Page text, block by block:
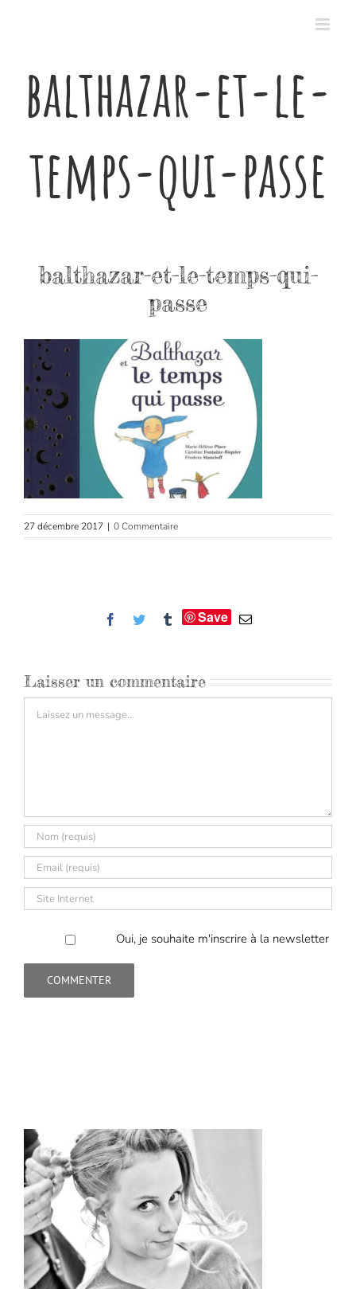
balthazar-et-le-
temps-qui-passe
balthazar-et-le-temps-qui-
passe
27 décembre 2017 | 0 Commentaire
Facebook
Twitter TumblrSave Email
Laisser un commentaire
Oui, je souhaite m'inscrire à la newsletter